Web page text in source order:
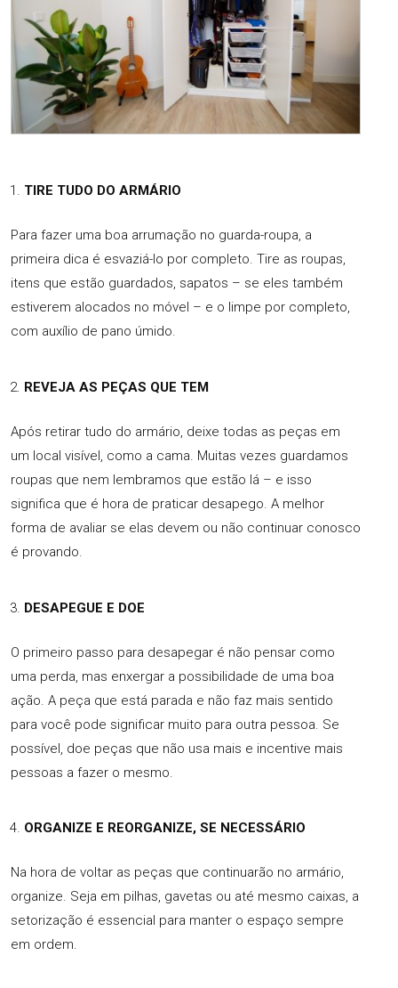
TIRE TUDO DO ARMÁRIO
Para fazer uma boa arrumação no guarda-roupa, a
primeira dica é esvaziá-lo por completo. Tire as roupas,
itens que estão guardados, sapatos – se eles também
estiverem alocados no móvel – e o limpe por completo,
com auxílio de pano úmido.
REVEJA AS PEÇAS QUE TEM
Após retirar tudo do armário, deixe todas as peças em
um local visível, como a cama. Muitas vezes guardamos
roupas que nem lembramos que estão lá – e isso
significa que é hora de praticar desapego. A melhor
forma de avaliar se elas devem ou não continuar conosco
é provando.
DESAPEGUE E DOE
O primeiro passo para desapegar é não pensar como
uma perda, mas enxergar a possibilidade de uma boa
ação. A peça que está parada e não faz mais sentido
para você pode significar muito para outra pessoa. Se
possível, doe peças que não usa mais e incentive mais
pessoas a fazer o mesmo.
ORGANIZE E REORGANIZE, SE NECESSÁRIO
Na hora de voltar as peças que continuarão no armário,
organize. Seja em pilhas, gavetas ou até mesmo caixas, a
setorização é essencial para manter o espaço sempre
em ordem.